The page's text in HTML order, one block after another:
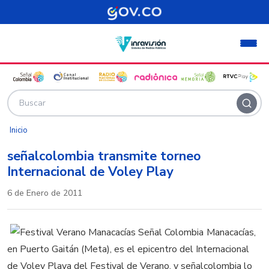
Pasar al contenido principal
Inicio
señalcolombia transmite torneo
Internacional de Voley Play
6 de Enero de 2011
Manacacías,
en Puerto Gaitán (Meta), es el epicentro del Internacional
de Voley Playa del Festival de Verano, y señalcolombia lo